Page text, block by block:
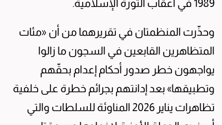
1989 في أعقاب الثورة الإسلامية.
وحذّرت المنظمتان في تقريرهما من أن «مئات
المتظاهرين القابعين في السجون ما زالوا
يواجهون خطر صدور أحكام إعدام بحقّهم
وتطبيقها» بعد إدانتهم بجرائم خطرة على خلفية
تظاهرات يناير 2026 المناوئة للسلطات والتي